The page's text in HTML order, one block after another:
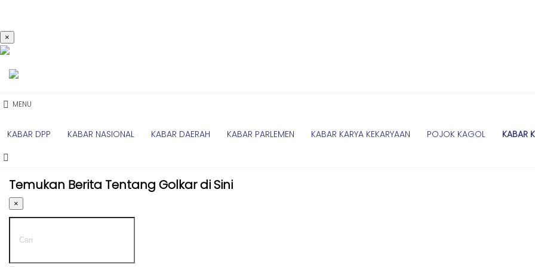
×
MENU
KABAR DPP KABAR NASIONAL KABAR DAERAH KABAR PARLEMEN KABAR KARYA KEKARYAAN POJOK KAGOL KABAR
Temukan Berita Tentang Golkar di Sini
×
Kabar
Kabar
Parlemen
Kekaryaan
Kabar
Sayap
TV
Kabar
Nasional
-
Kabar
UMUM
-